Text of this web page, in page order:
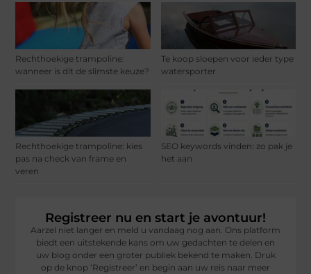
Rechthoekige trampoline:
wanneer is dit de slimste keuze?
Te koop sloepen voor ieder type
watersporter
Rechthoekige trampoline: kies
pas na check van frame en
veren
SEO keywords vinden: zo pak je
het aan
Registreer nu en start je avontuur!
Aarzel niet langer en meld u vandaag nog aan. Ons platform
biedt een uitstekende kans om uw gedachten te delen en
uw blog onder een groter publiek bekend te maken. Druk
op de knop ‘Registreer’ en begin aan uw reis naar meer